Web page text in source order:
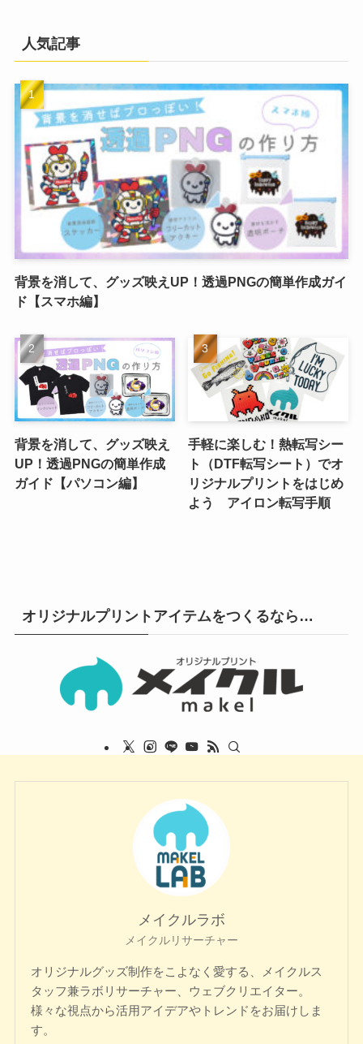
人気記事
背景を消して、グッズ映えUP！透過PNGの簡単作成ガイ
ド【スマホ編】
背景を消して、グッズ映え
UP！透過PNGの簡単作成
ガイド【パソコン編】
手軽に楽しむ！熱転写シー
ト（DTF転写シート）でオ
リジナルプリントをはじめ
よう アイロン転写手順
オリジナルプリントアイテムをつくるなら…
メイクルラボ
メイクルリサーチャー
オリジナルグッズ制作をこよなく愛する、メイクルス
タッフ兼ラボリサーチャー、ウェブクリエイター。
様々な視点から活用アイデアやトレンドをお届けしま
す。